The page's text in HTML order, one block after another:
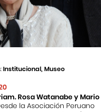
Peruano Japonés
Inmigración Japonesa
Japonés
Institucional, Museo
Rosa Watanabe y Mario
la Asociación Peruano